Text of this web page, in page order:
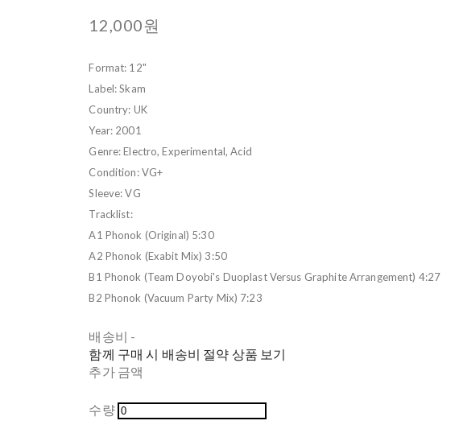
12,000원
Format: 12"
Label: Skam
Country: UK
Year: 2001
Genre: Electro, Experimental, Acid
Condition: VG+
Sleeve: VG
Tracklist:
A1 Phonok (Original) 5:30
A2 Phonok (Exabit Mix) 3:50
B1 Phonok (Team Doyobi's Duoplast Versus Graphite Arrangement) 4:27
B2 Phonok (Vacuum Party Mix) 7:23
배송비 -
함께 구매 시 배송비 절약 상품 보기
추가 금액
수량